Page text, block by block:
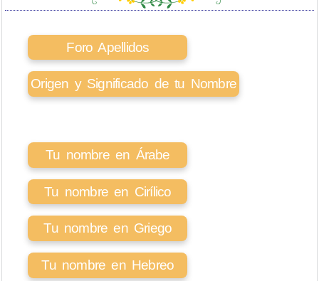
Foro Apellidos
Origen y Significado de tu Nombre
Tu nombre en Árabe
Tu nombre en Cirílico
Tu nombre en Griego
Tu nombre en Hebreo